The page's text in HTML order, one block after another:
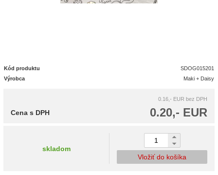
Kód produktu
SDOG015201
Výrobca
Maki + Daisy
0.16,- EUR bez DPH
0.20,- EUR
Cena s DPH
skladom
Vložiť do košíka